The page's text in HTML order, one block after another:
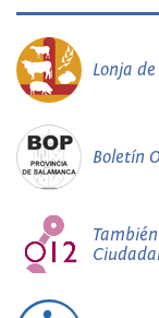
Lonja
Boletín